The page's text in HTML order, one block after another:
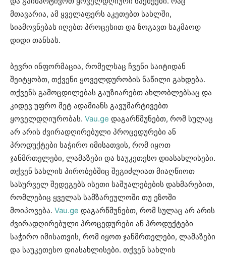
მთავარია, ამ ყველაფერს აკეთებთ სახლში,
სიამოვნებას იღებთ პროცესით და ზოგავთ საკმაოდ
დიდი თანხას.
ბევრი ინფორმაცია, რომელსაც ჩვენი საიტიდან
შეიტყობთ, თქვენი ყოველდურობის ნაწილი გახდება.
თქვენს გამოცდილებას გაუზიარებთ ახლობლებსაც და
კიდევ უფრო მეტ ადამიანს გავუმარტივებთ
ყოველდღიურობას. Vau.ge დაგარწმუნებთ, რომ სულაც
არ არის ძვირადღირებული პროცედურები ან
პროდუქტები საჭირო იმისათვის, რომ იყოთ
ჯანმრთელები, ლამაზები და საუკეთესო დიასახლისები.
თქვენ სახლის პირობებშიც შეგიძლიათ მიაღწიოთ
სასურველ შედეგებს ისეთი საშუალებების დახმარებით,
რომლებიც ყველას სამზარეულოში თუ ეზოში
მოიპოვება. Vau.ge დაგარწმუნებთ, რომ სულაც არ არის
ძვირადღირებული პროცედურები ან პროდუქტები
საჭირო იმისათვის, რომ იყოთ ჯანმრთელები, ლამაზები
და საუკეთესო დიასახლისები. თქვენ სახლის